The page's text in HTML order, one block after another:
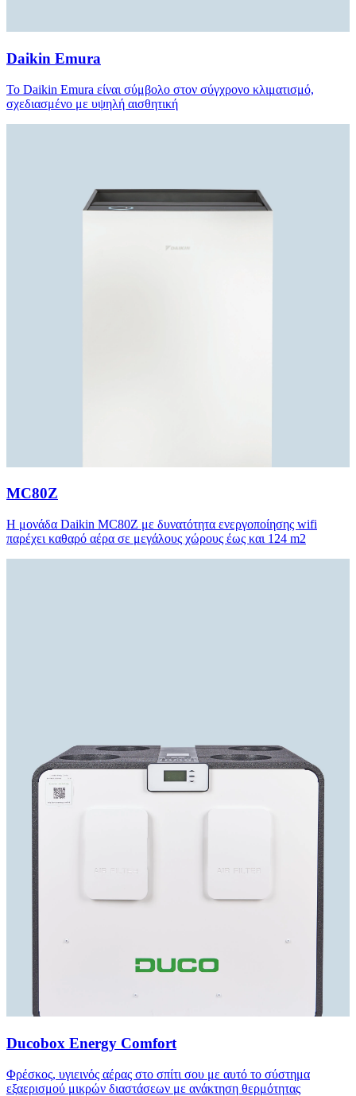
Daikin Emura
Το Daikin Emura είναι σύμβολο στον σύγχρονο κλιματισμό,
σχεδιασμένο με υψηλή αισθητική
MC80Z
Η μονάδα Daikin MC80Z με δυνατότητα ενεργοποίησης wifi
παρέχει καθαρό αέρα σε μεγάλους χώρους έως και 124 m2
Ducobox Energy Comfort
Φρέσκος, υγιεινός αέρας στο σπίτι σου με αυτό το σύστημα
εξαερισμού μικρών διαστάσεων με ανάκτηση θερμότητας